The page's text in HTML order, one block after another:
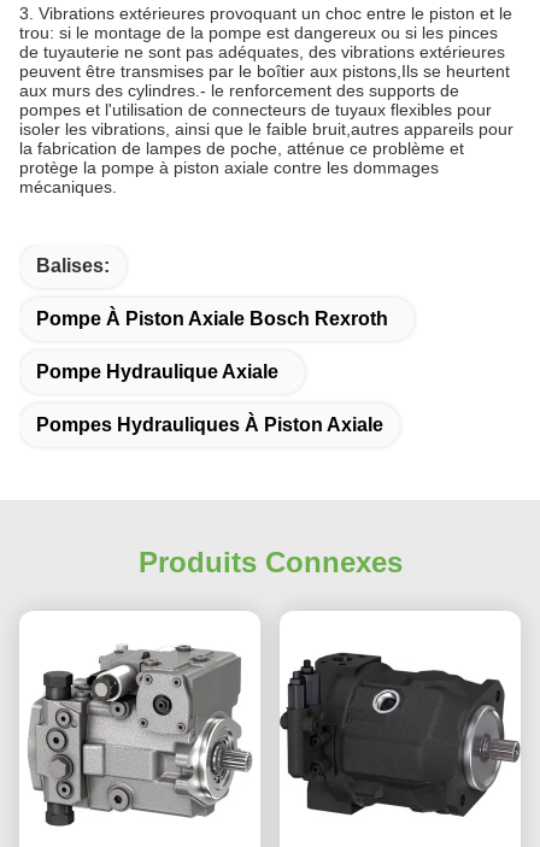
3. Vibrations extérieures provoquant un choc entre le piston et le
trou: si le montage de la pompe est dangereux ou si les pinces
de tuyauterie ne sont pas adéquates, des vibrations extérieures
peuvent être transmises par le boîtier aux pistons,Ils se heurtent
aux murs des cylindres.- le renforcement des supports de
pompes et l'utilisation de connecteurs de tuyaux flexibles pour
isoler les vibrations, ainsi que le faible bruit,autres appareils pour
la fabrication de lampes de poche, atténue ce problème et
protège la pompe à piston axiale contre les dommages
mécaniques.
Balises:
Pompe À Piston Axiale Bosch Rexroth
Pompe Hydraulique Axiale
Pompes Hydrauliques À Piston Axiale
Produits Connexes